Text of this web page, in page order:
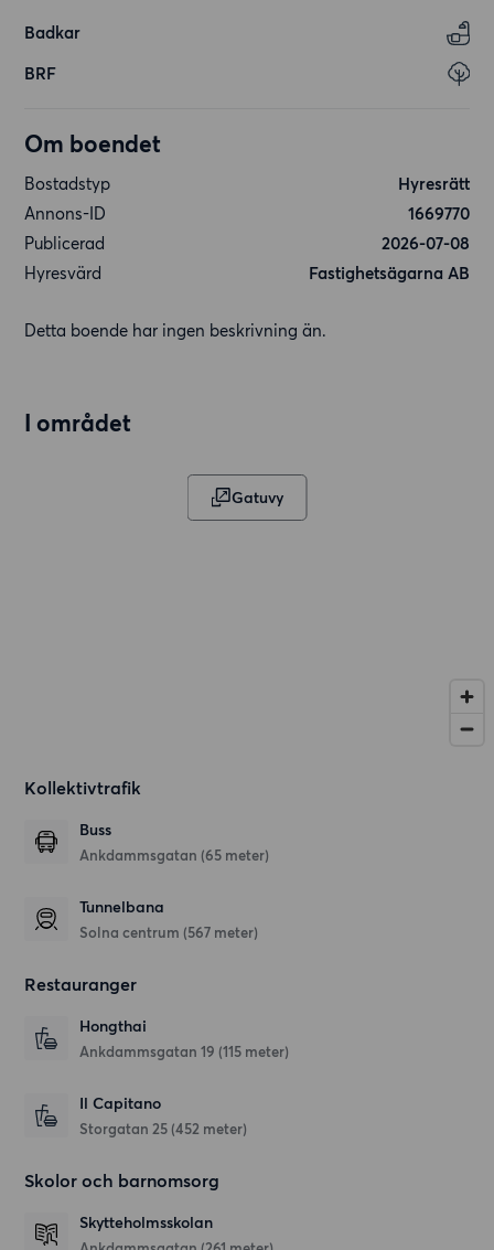
Badkar
BRF
Om boendet
Bostadstyp
Hyresrätt
Annons-ID
1669770
Publicerad
2026-07-08
Hyresvärd
Fastighetsägarna AB
Detta boende har ingen beskrivning än.
I området
Gatuvy
Kollektivtrafik
Buss
Ankdammsgatan (65 meter)
Tunnelbana
Solna centrum (567 meter)
Restauranger
Hongthai
Ankdammsgatan 19 (115 meter)
Il Capitano
Storgatan 25 (452 meter)
Skolor och barnomsorg
Skytteholmsskolan